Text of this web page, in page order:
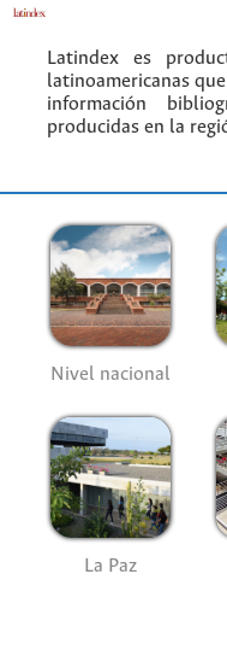
Latindex es
latinoamericanas
información
producidas en la
Nivel nacional
La Paz